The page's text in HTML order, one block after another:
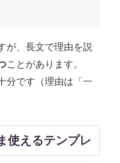
が、長文で理由を説
ことがあります。
分です（理由は「一
使えるテンプレ